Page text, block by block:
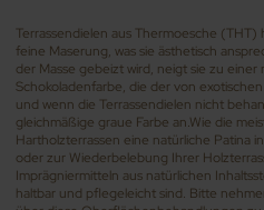
Terrassendielen aus Thermoesche
feine Maserung, was sie ästhetisch
der Masse gebeizt wird, neigt sie zu
Schokoladenfarbe, die der von
und wenn die Terrassendielen nicht
gleichmäßige graue Farbe an.Wie die
Hartholzterrassen eine natürliche Patina
oder zur Wiederbelebung Ihrer
Imprägniermitteln aus natürlichen
haltbar und pflegeleicht sind. Bitte